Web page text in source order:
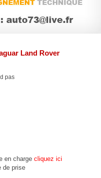
Land Rover
pas
en charge cliquez ici
de prise